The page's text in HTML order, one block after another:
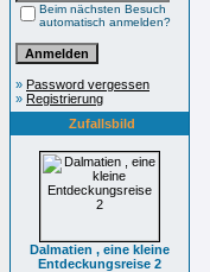
Beim nächsten Besuch
automatisch anmelden?
» Password vergessen
» Registrierung
Zufallsbild
Dalmatien , eine kleine
Entdeckungsreise 2